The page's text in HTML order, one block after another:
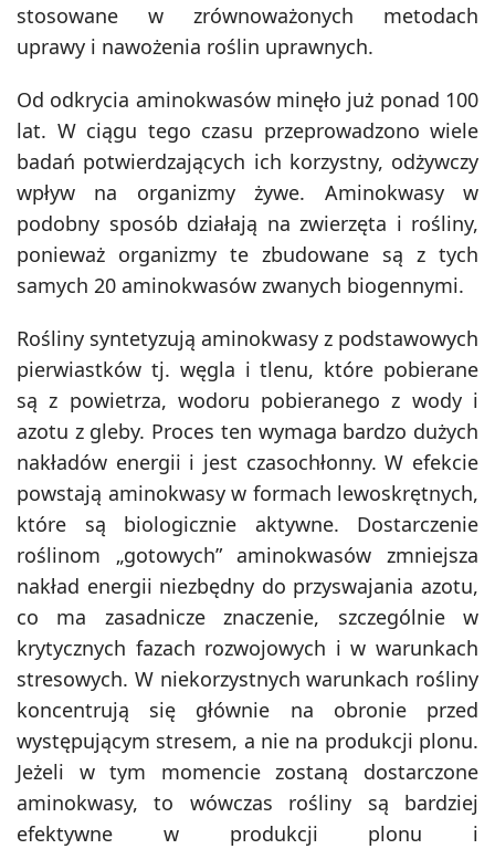
stosowane w zrównoważonych metodach
uprawy i nawożenia roślin uprawnych.
Od odkrycia aminokwasów minęło już ponad 100
lat. W ciągu tego czasu przeprowadzono wiele
badań potwierdzających ich korzystny, odżywczy
wpływ na organizmy żywe. Aminokwasy w
podobny sposób działają na zwierzęta i rośliny,
ponieważ organizmy te zbudowane są z tych
samych 20 aminokwasów zwanych biogennymi.
Rośliny syntetyzują aminokwasy z podstawowych
pierwiastków tj. węgla i tlenu, które pobierane
są z powietrza, wodoru pobieranego z wody i
azotu z gleby. Proces ten wymaga bardzo dużych
nakładów energii i jest czasochłonny. W efekcie
powstają aminokwasy w formach lewoskrętnych,
które są biologicznie aktywne. Dostarczenie
roślinom „gotowych” aminokwasów zmniejsza
nakład energii niezbędny do przyswajania azotu,
co ma zasadnicze znaczenie, szczególnie w
krytycznych fazach rozwojowych i w warunkach
stresowych. W niekorzystnych warunkach rośliny
koncentrują się głównie na obronie przed
występującym stresem, a nie na produkcji plonu.
Jeżeli w tym momencie zostaną dostarczone
aminokwasy, to wówczas rośliny są bardziej
efektywne w produkcji plonu i